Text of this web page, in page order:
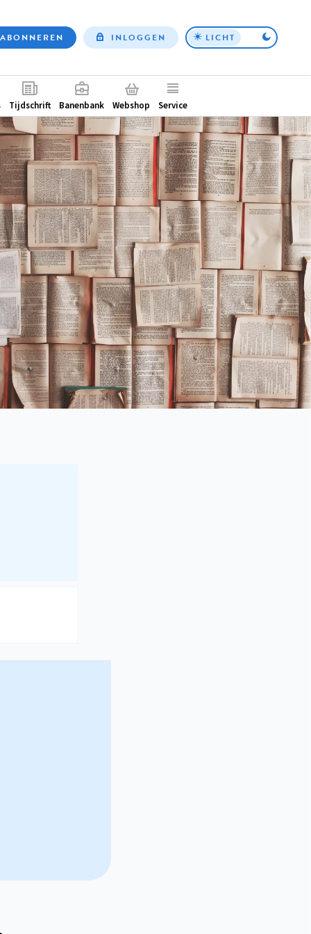
Top
ABONNEREN INLOGGEN LICHT
Tijdschrift Banenbank Webshop Service